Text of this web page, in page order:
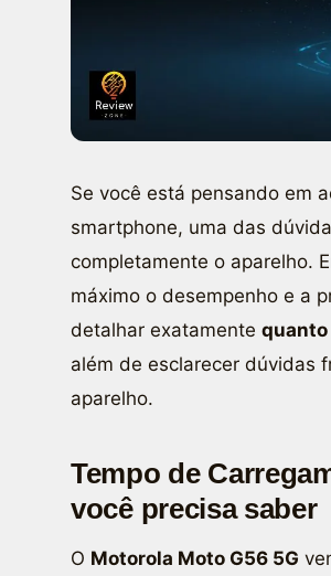
Se você está pensando em
smartphone, uma das
completamente o aparelho.
máximo o desempenho e a
detalhar exatamente quanto
além de esclarecer dúvidas
aparelho.
Tempo de
você precisa saber
O Motorola Moto G56 5G